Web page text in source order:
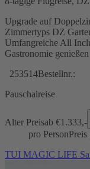
Upgrade auf
Zimmertyps DZ
Umfangreiche All
Gastronomie genießen
253514Bestellnr.:
Pauschalreise
Alter Preisab €1.333,-
pro PersonPreis
TUI MAGIC LIFE